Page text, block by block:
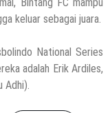
keluar sebagai juara.
National Series
adalah Erik Ardiles,
Adhi).